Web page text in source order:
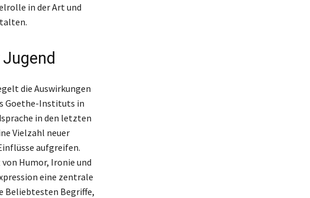
in der Art und
die Auswirkungen
Goethe-Instituts in
in den letzten
Vielzahl neuer
aufgreifen.
Humor, Ironie und
eine zentrale
Beliebtesten Begriffe,